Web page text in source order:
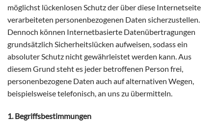
möglichst lückenlosen Schutz der über diese Internetseite
verarbeiteten personenbezogenen Daten sicherzustellen.
Dennoch können Internetbasierte Datenübertragungen
grundsätzlich Sicherheitslücken aufweisen, sodass ein
absoluter Schutz nicht gewährleistet werden kann. Aus
diesem Grund steht es jeder betroffenen Person frei,
personenbezogene Daten auch auf alternativen Wegen,
beispielsweise telefonisch, an uns zu übermitteln.
1. Begriffsbestimmungen